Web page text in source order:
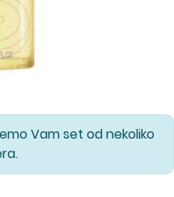
Vam set od nekoliko